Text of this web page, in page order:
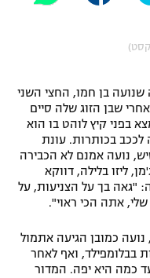
בן חמו, החצי השני
שבן הזוג שלה סיים
ונמצא בפני קיץ לוהט בו הוא
לככב בכותרות. עונת
שיש, נועה אמנם לא הכבירה
ליזו בלילה, דווקא
"גאה בך על הצניעות, על
אתה הכי ראוי".
נועה כמובן הגיעה אתמול
בבלומפילד, ואף לאחר
כמה היא יפה. המדור